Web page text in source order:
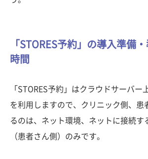
「STORES予約」の導入準備
時間
「STORES予約」はクラウドサーバー
を利用しますので、クリニック側、患
るのは、ネット環境、ネットに接続す
（患者さん側）のみです。